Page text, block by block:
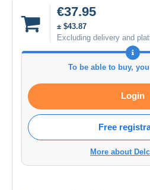
€37.95
± $43.87
Excluding delivery and
To be able to buy,
Login
Free
More about